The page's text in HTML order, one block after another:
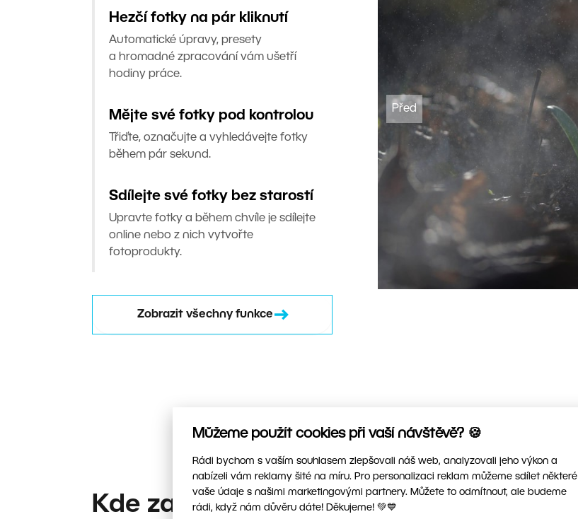
Můžeme použít cookies při vaší návštěvě? 🍪
Rádi bychom s vaším souhlasem zlepšovali náš web, analyzovali jeho výkon a
nabízeli vám reklamy šité na míru. Pro personalizaci reklam můžeme sdílet některé
vaše údaje s našimi marketingovými partnery. Můžete to odmítnout, ale budeme
rádi, když nám důvěru dáte! Děkujeme! 💚💙
Hezčí fotky na pár kliknutí
Automatické úpravy, presety
a hromadné zpracování vám ušetří
hodiny práce.
Mějte své fotky pod kontrolou
Třiďte, označujte a vyhledávejte fotky
během pár sekund.
Sdílejte své fotky bez starostí
Upravte fotky a během chvíle je sdílejte
online nebo z nich vytvořte
fotoprodukty.
Zobrazit všechny funkce
Kde začít?